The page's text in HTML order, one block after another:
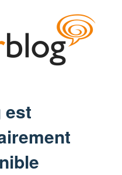
est